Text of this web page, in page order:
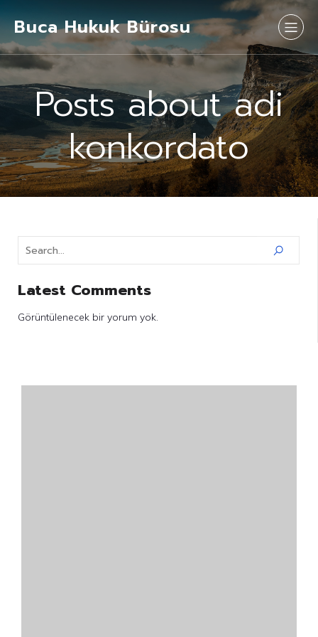
Buca Hukuk Bürosu
Posts about adi
konkordato
Latest Comments
Görüntülenecek bir yorum yok.